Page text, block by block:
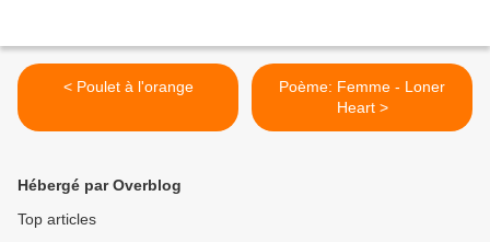
< Poulet à l'orange
Poème: Femme - Loner
Heart >
Hébergé par Overblog
Top articles